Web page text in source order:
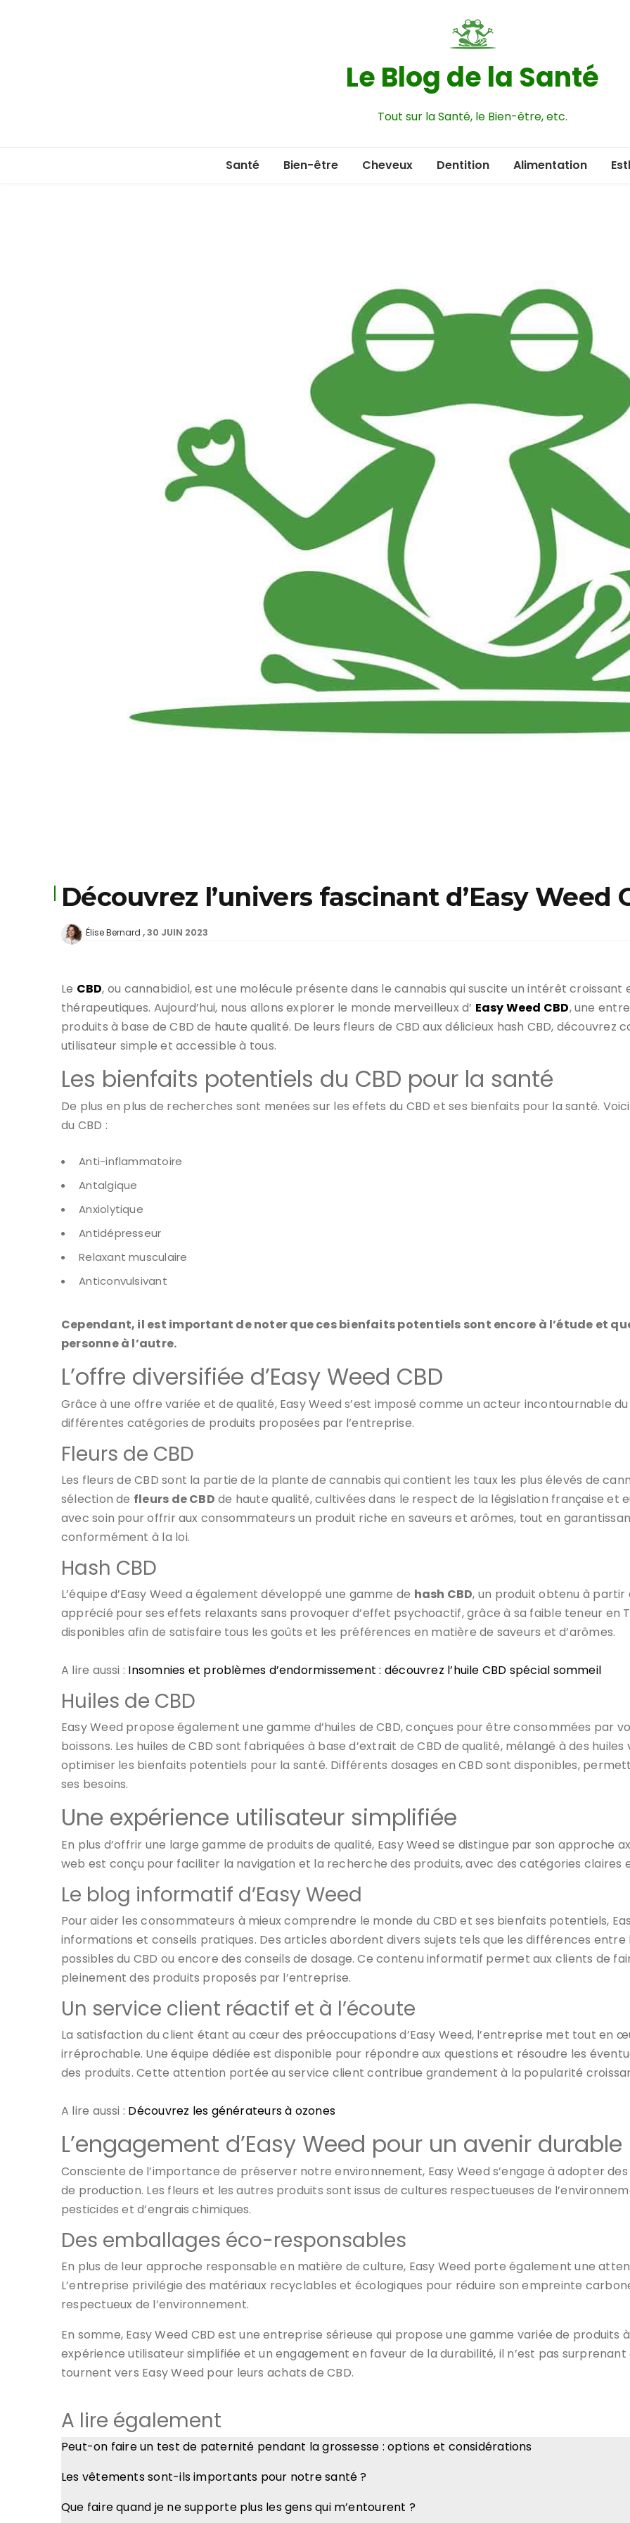
Le Blog de la Santé
Tout sur la Santé, le Bien-être, etc.
Santé Bien-être Cheveux Dentition Alimentation
Découvrez l’univers fascinant d’Easy Weed
Élise Bernard 30 JUIN 2023
Le CBD, ou cannabidiol, est une molécule présente dans le cannabis qui suscite un intérêt
thérapeutiques. Aujourd’hui, nous allons explorer le monde merveilleux d’ Easy Weed CBD, une
produits à base de CBD de haute qualité. De leurs fleurs de CBD aux délicieux hash CBD,
utilisateur simple et accessible à tous.
Les bienfaits potentiels du CBD pour la santé
De plus en plus de recherches sont menées sur les effets du CBD et ses bienfaits pour la santé.
du CBD :
Anti-inflammatoire
Antalgique
Anxiolytique
Antidépresseur
Relaxant musculaire
Anticonvulsivant
Cependant, il est important de noter que ces bienfaits potentiels sont encore à l’étude et
personne à l’autre.
L’offre diversifiée d’Easy Weed CBD
Grâce à une offre variée et de qualité, Easy Weed s’est imposé comme un acteur incontournable
différentes catégories de produits proposées par l’entreprise.
Fleurs de CBD
Les fleurs de CBD sont la partie de la plante de cannabis qui contient les taux les plus élevés de
sélection de fleurs de CBD de haute qualité, cultivées dans le respect de la législation française et
avec soin pour offrir aux consommateurs un produit riche en saveurs et arômes, tout en
conformément à la loi.
Hash CBD
L’équipe d’Easy Weed a également développé une gamme de hash CBD, un produit obtenu à partir
apprécié pour ses effets relaxants sans provoquer d’effet psychoactif, grâce à sa faible teneur en
disponibles afin de satisfaire tous les goûts et les préférences en matière de saveurs et d’arômes.
A lire aussi : Insomnies et problèmes d’endormissement : découvrez l’huile CBD spécial sommeil
Huiles de CBD
Easy Weed propose également une gamme d’huiles de CBD, conçues pour être consommées par
boissons. Les huiles de CBD sont fabriquées à base d’extrait de CBD de qualité, mélangé à des
optimiser les bienfaits potentiels pour la santé. Différents dosages en CBD sont disponibles,
ses besoins.
Une expérience utilisateur simplifiée
En plus d’offrir une large gamme de produits de qualité, Easy Weed se distingue par son approche
web est conçu pour faciliter la navigation et la recherche des produits, avec des catégories claires
Le blog informatif d’Easy Weed
Pour aider les consommateurs à mieux comprendre le monde du CBD et ses bienfaits potentiels,
informations et conseils pratiques. Des articles abordent divers sujets tels que les différences
possibles du CBD ou encore des conseils de dosage. Ce contenu informatif permet aux clients de
pleinement des produits proposés par l’entreprise.
Un service client réactif et à l’écoute
La satisfaction du client étant au cœur des préoccupations d’Easy Weed, l’entreprise met tout en
irréprochable. Une équipe dédiée est disponible pour répondre aux questions et résoudre les
des produits. Cette attention portée au service client contribue grandement à la popularité
A lire aussi : Découvrez les générateurs à ozones
L’engagement d’Easy Weed pour un avenir durable
Consciente de l’importance de préserver notre environnement, Easy Weed s’engage à adopter
de production. Les fleurs et les autres produits sont issus de cultures respectueuses de
pesticides et d’engrais chimiques.
Des emballages éco-responsables
En plus de leur approche responsable en matière de culture, Easy Weed porte également une
L’entreprise privilégie des matériaux recyclables et écologiques pour réduire son empreinte
respectueux de l’environnement.
En somme, Easy Weed CBD est une entreprise sérieuse qui propose une gamme variée de produits
expérience utilisateur simplifiée et un engagement en faveur de la durabilité, il n’est pas
tournent vers Easy Weed pour leurs achats de CBD.
A lire également
Peut-on faire un test de paternité pendant la grossesse : options et considérations
Les vêtements sont-ils importants pour notre santé ?
Que faire quand je ne supporte plus les gens qui m’entourent ?